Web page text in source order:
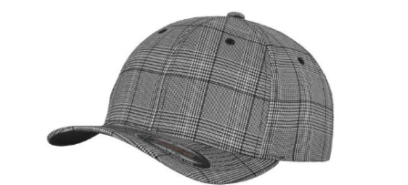
Beurs en evenementen
Bloemen en planten
Horeca